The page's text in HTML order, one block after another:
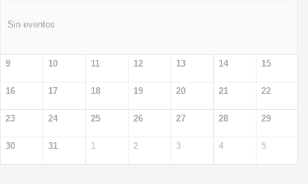
Sin eventos
9 10 11 12 13 14 15
16 17 18 19 20 21 22
23 24 25 26 27 28 29
30 31 1 2 3 4 5